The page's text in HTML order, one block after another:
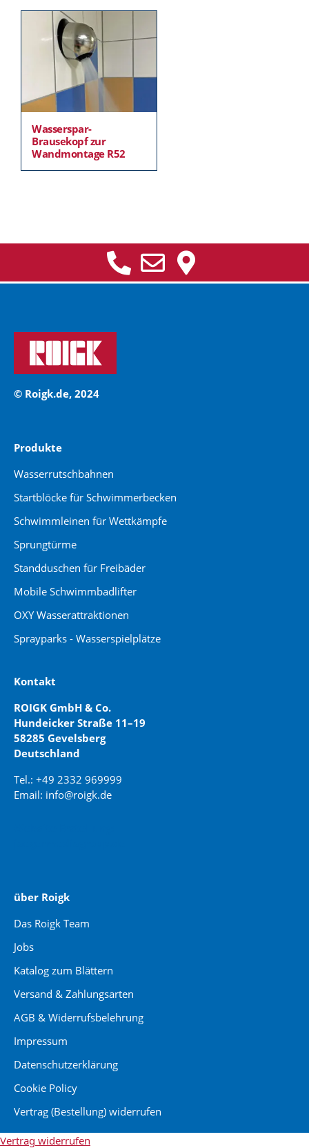
Wasserspar-
Brausekopf zur
Wandmontage R52
© Roigk.de, 2024
Produkte
Wasserrutschbahnen
Startblöcke für Schwimmerbecken
Schwimmleinen für Wettkämpfe
Sprungtürme
Standduschen für Freibäder
Mobile Schwimmbadlifter
OXY Wasserattraktionen
Sprayparks - Wasserspielplätze
Kontakt
ROIGK GmbH & Co.
Hundeicker Straße 11–19
58285 Gevelsberg
Deutschland
Tel.: +49 2332 969999
Email: info@roigk.de
über Roigk
Das Roigk Team
Jobs
Katalog zum Blättern
Versand & Zahlungsarten
AGB & Widerrufsbelehrung
Impressum
Datenschutzerklärung
Cookie Policy
Vertrag (Bestellung) widerrufen
Vertrag widerrufen